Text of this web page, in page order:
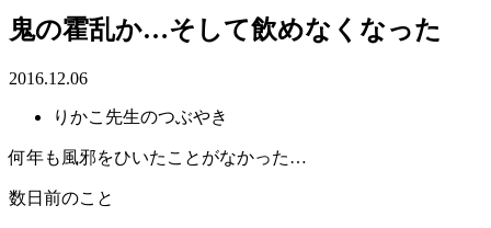
鬼の霍乱か…そして飲めなくなった
2016.12.06
りかこ先生のつぶやき
何年も風邪をひいたことがなかった…
数日前のこと